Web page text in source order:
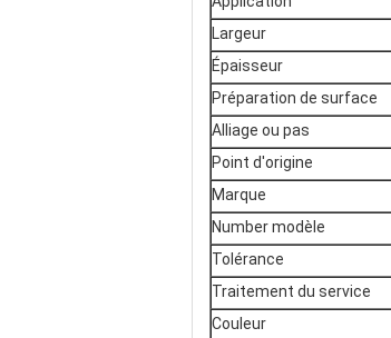
Largeur
Épaisseur
Préparation de surface
Alliage ou pas
Point d'origine
Marque
Number modèle
Tolérance
Traitement du service
Couleur